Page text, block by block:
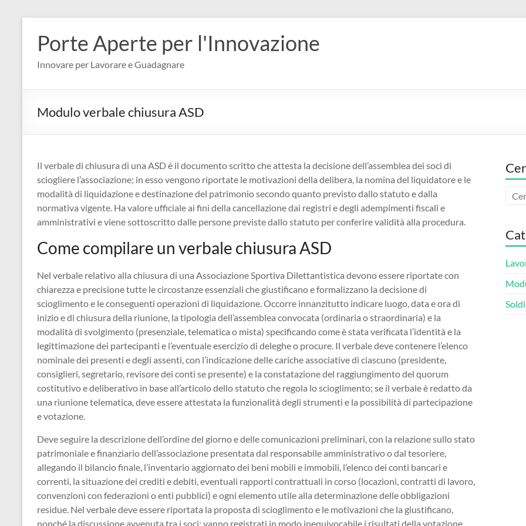
contenuto
Porte Aperte per l'Innovazione
Innovare per Lavorare e Guadagnare
Modulo verbale chiusura ASD​
Il verbale di chiusura di una ASD è il documento scritto che attesta la decisione dell’assemblea dei soci di
sciogliere l’associazione; in esso vengono riportate le motivazioni della delibera, la nomina del liquidatore e le
modalità di liquidazione e destinazione del patrimonio secondo quanto previsto dallo statuto e dalla
normativa vigente. Ha valore ufficiale ai fini della cancellazione dai registri e degli adempimenti fiscali e
amministrativi e viene sottoscritto dalle persone previste dallo statuto per conferire validità alla procedura.
Come compilare un verbale chiusura ASD​
Nel verbale relativo alla chiusura di una Associazione Sportiva Dilettantistica devono essere riportate con
chiarezza e precisione tutte le circostanze essenziali che giustificano e formalizzano la decisione di
scioglimento e le conseguenti operazioni di liquidazione. Occorre innanzitutto indicare luogo, data e ora di
inizio e di chiusura della riunione, la tipologia dell’assemblea convocata (ordinaria o straordinaria) e la
modalità di svolgimento (presenziale, telematica o mista) specificando come è stata verificata l’identità e la
legittimazione dei partecipanti e l’eventuale esercizio di deleghe o procure. Il verbale deve contenere l’elenco
nominale dei presenti e degli assenti, con l’indicazione delle cariche associative di ciascuno (presidente,
consiglieri, segretario, revisore dei conti se presente) e la constatazione del raggiungimento del quorum
costitutivo e deliberativo in base all’articolo dello statuto che regola lo scioglimento; se il verbale è redatto da
una riunione telematica, deve essere attestata la funzionalità degli strumenti e la possibilità di partecipazione
e votazione.
Deve seguire la descrizione dell’ordine del giorno e delle comunicazioni preliminari, con la relazione sullo stato
patrimoniale e finanziario dell’associazione presentata dal responsabile amministrativo o dal tesoriere,
allegando il bilancio finale, l’inventario aggiornato dei beni mobili e immobili, l’elenco dei conti bancari e
correnti, la situazione dei crediti e debiti, eventuali rapporti contrattuali in corso (locazioni, contratti di lavoro,
convenzioni con federazioni o enti pubblici) e ogni elemento utile alla determinazione delle obbligazioni
residue. Nel verbale deve essere riportata la proposta di scioglimento e le motivazioni che la giustificano,
nonché la discussione avvenuta tra i soci; vanno registrati in modo inequivocabile i risultati della votazione
Soldi